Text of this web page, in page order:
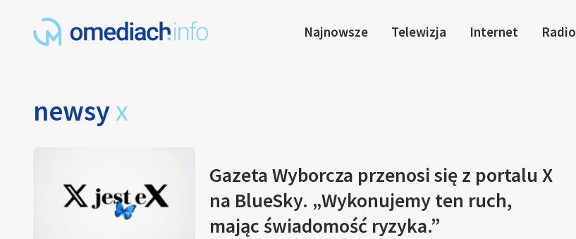
Najnowsze Telewizja Internet Radio
newsyx
Gazeta Wyborcza przenosi się z portalu X
na BlueSky. „Wykonujemy ten ruch,
mając świadomość ryzyka.”